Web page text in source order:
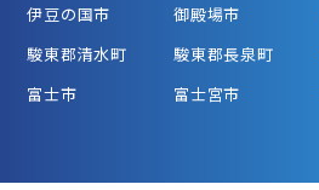
伊豆の国市
御殿場市
駿東郡清水町
駿東郡長泉町
富士市
富士宮市